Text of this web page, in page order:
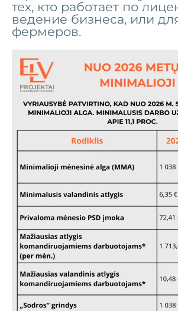
тех, кто работает по
ведение бизнеса, или
фермеров.